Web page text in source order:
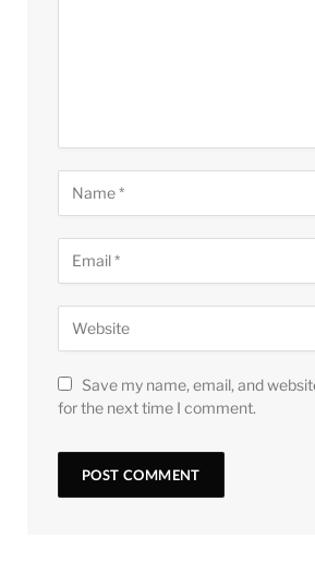
Save my name, email, and
for the next time I comment.